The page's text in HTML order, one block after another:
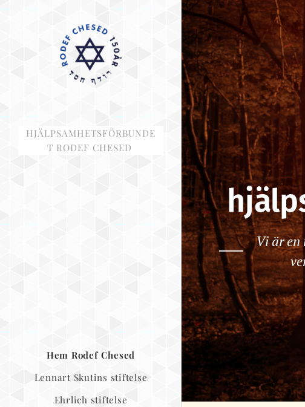
HJÄLPSAMHETSFÖRBUNDE
T RODEF CHESED
Hem Rodef Chesed
Lennart Skutins stiftelse
Ehrlich stiftelse
Vi är